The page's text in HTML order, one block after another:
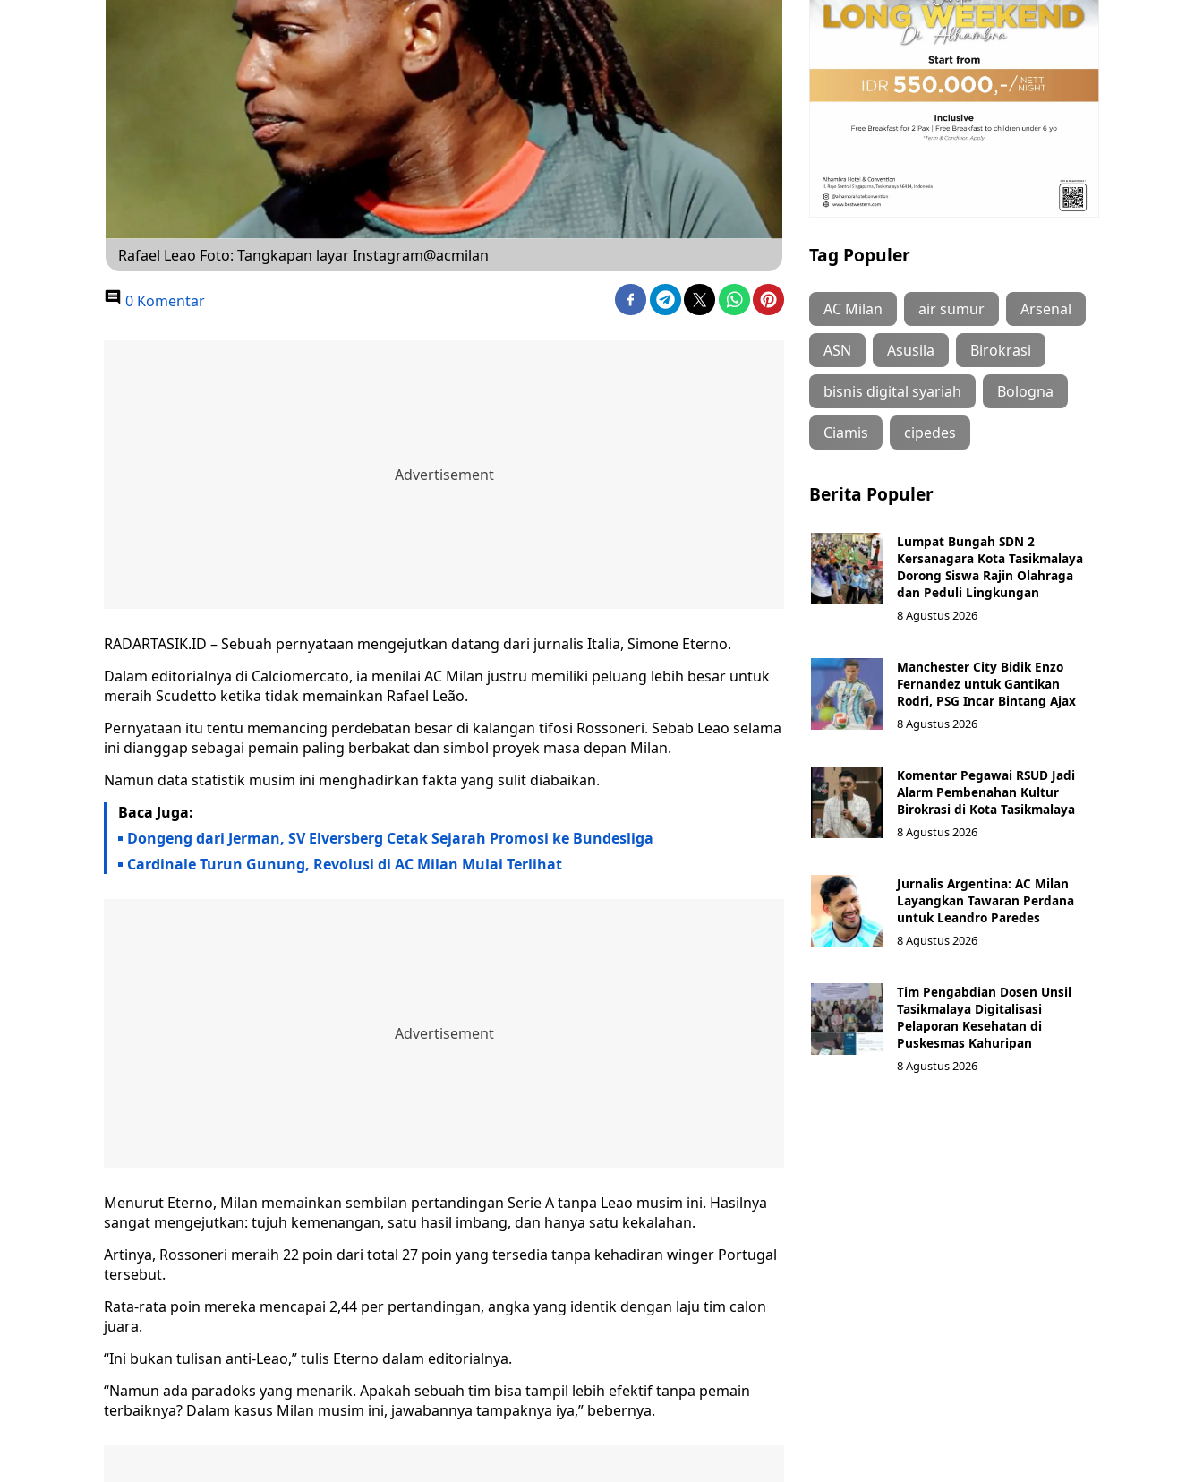
Rafael Leao Foto: Tangkapan layar Instagram@acmilan
0 Komentar
RADARTASIK.ID – Sebuah pernyataan mengejutkan datang dari jurnalis Italia, Simone Eterno.
Dalam editorialnya di Calciomercato, ia menilai AC Milan justru memiliki peluang lebih besar untuk
meraih Scudetto ketika tidak memainkan Rafael Leão.
Pernyataan itu tentu memancing perdebatan besar di kalangan tifosi Rossoneri. Sebab Leao selama
ini dianggap sebagai pemain paling berbakat dan simbol proyek masa depan Milan.
Namun data statistik musim ini menghadirkan fakta yang sulit diabaikan.
Baca Juga:
Dongeng dari Jerman, SV Elversberg Cetak Sejarah Promosi ke Bundesliga
Cardinale Turun Gunung, Revolusi di AC Milan Mulai Terlihat
Menurut Eterno, Milan memainkan sembilan pertandingan Serie A tanpa Leao musim ini. Hasilnya
sangat mengejutkan: tujuh kemenangan, satu hasil imbang, dan hanya satu kekalahan.
Artinya, Rossoneri meraih 22 poin dari total 27 poin yang tersedia tanpa kehadiran winger Portugal
tersebut.
Rata-rata poin mereka mencapai 2,44 per pertandingan, angka yang identik dengan laju tim calon
juara.
“Ini bukan tulisan anti-Leao,” tulis Eterno dalam editorialnya.
“Namun ada paradoks yang menarik. Apakah sebuah tim bisa tampil lebih efektif tanpa pemain
terbaiknya? Dalam kasus Milan musim ini, jawabannya tampaknya iya,” bebernya.
Tag Populer
AC Milan air sumur Arsenal
ASN Asusila Birokrasi
bisnis digital syariah Bologna
Ciamis cipedes
Berita Populer
Lumpat Bungah SDN 2
Kersanagara Kota Tasikmalaya
Dorong Siswa Rajin Olahraga
dan Peduli Lingkungan
8 Agustus 2026
Manchester City Bidik Enzo
Fernandez untuk Gantikan
Rodri, PSG Incar Bintang Ajax
8 Agustus 2026
Komentar Pegawai RSUD Jadi
Alarm Pembenahan Kultur
Birokrasi di Kota Tasikmalaya
8 Agustus 2026
Jurnalis Argentina: AC Milan
Layangkan Tawaran Perdana
untuk Leandro Paredes
8 Agustus 2026
Tim Pengabdian Dosen Unsil
Tasikmalaya Digitalisasi
Pelaporan Kesehatan di
Puskesmas Kahuripan
8 Agustus 2026